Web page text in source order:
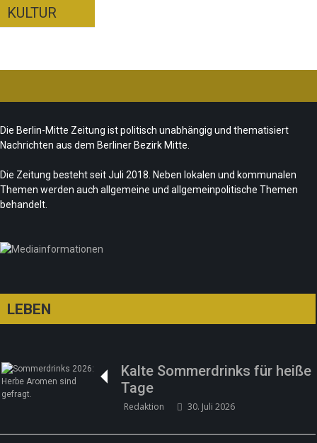
KULTUR
noch zeitgemäß?
Folgerungen
28. Juli 2026
la Musique 2026 –
21. Juni 2026
zur Fête de la
Musique
Die Berlin-Mitte Zeitung ist politisch unabhängig und thematisiert
Nachrichten aus dem Berliner Bezirk Mitte.
Die Zeitung besteht seit Juli 2018. Neben lokalen und kommunalen
Themen werden auch allgemeine und allgemeinpolitische Themen
behandelt.
LEBEN
Kalte Sommerdrinks für heiße
Tage
Redaktion 30. Juli 2026